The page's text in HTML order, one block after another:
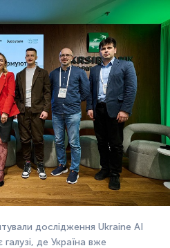
дослідження Ukraine AI
де Україна вже